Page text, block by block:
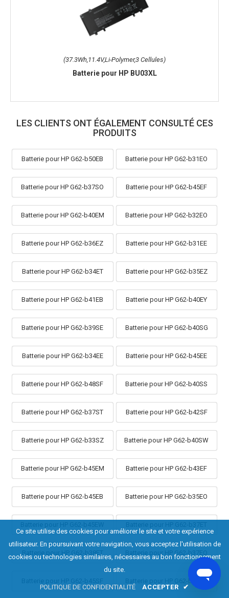
(37.3Wh,11.4V,Li-Polymer,3 Cellules)
Batterie pour HP BU03XL
LES CLIENTS ONT ÉGALEMENT CONSULTÉ CES
PRODUITS
Batterie pour HP G62-b50EB Batterie pour HP G62-b31EO
Batterie pour HP G62-b37SO Batterie pour HP G62-b45EF
Batterie pour HP G62-b40EM Batterie pour HP G62-b32EO
Batterie pour HP G62-b36EZ Batterie pour HP G62-b31EE
Batterie pour HP G62-b34ET Batterie pour HP G62-b35EZ
Batterie pour HP G62-b41EB Batterie pour HP G62-b40EY
Batterie pour HP G62-b39SE Batterie pour HP G62-b40SG
Batterie pour HP G62-b34EE Batterie pour HP G62-b45EE
Batterie pour HP G62-b48SF Batterie pour HP G62-b40SS
Batterie pour HP G62-b37ST Batterie pour HP G62-b42SF
Batterie pour HP G62-b33SZ Batterie pour HP G62-b40SW
Batterie pour HP G62-b45EM Batterie pour HP G62-b43EF
Batterie pour HP G62-b45EB Batterie pour HP G62-b35EO
Batterie pour HP G62-b38ET Batterie pour HP G62-b37EO
Batterie pour HP G62-b33EO
Ce site utilise des cookies pour améliorer le site et votre expérience
utilisateur. En poursuivant votre navigation, vous acceptez l'utilisation de
cookies ou technologies similaires, nécessaires au bon fonctionnement
du site.
POLITIQUE DE CONFIDENTIALITÉ ACCEPTER ✔